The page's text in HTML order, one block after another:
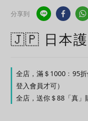
分享到
🇯🇵 日本護
全店，滿＄1000﹕95
登入會員才可）
全店，送你＄88「真」